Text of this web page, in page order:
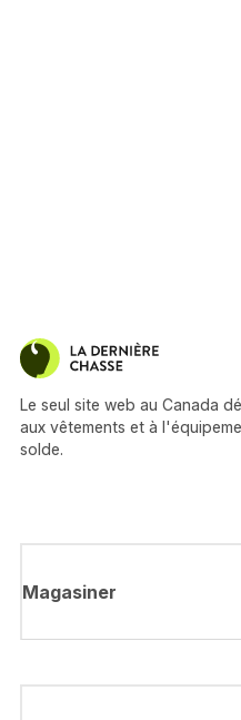
Le seul site web au Canada
aux vêtements et à
solde.
Magasiner